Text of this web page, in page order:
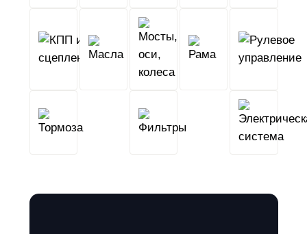
КПП
и
сцепление
Масла
оси,
Рама
Тормоза Фильтры